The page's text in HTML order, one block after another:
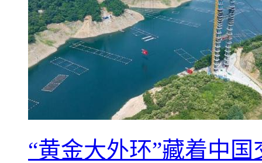
“黄金大外环”藏着中